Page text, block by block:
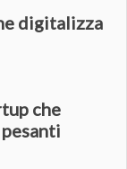
digitalizza
che